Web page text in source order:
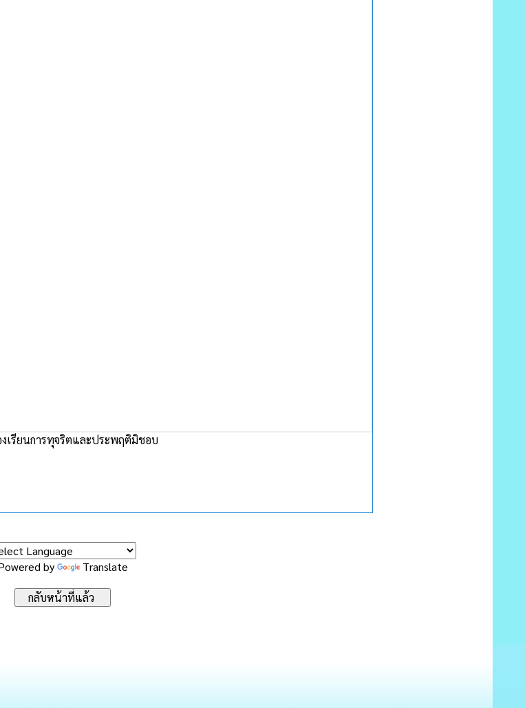
เรียนการทุจริตและประพฤติมิชอบ
by Translate